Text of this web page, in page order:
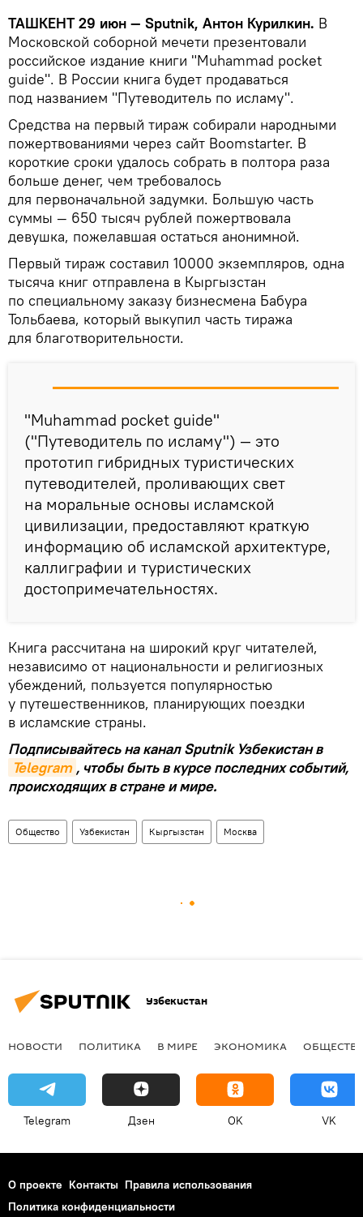
ТАШКЕНТ 29 июн — Sputnik, Антон Курилкин. В
Московской соборной мечети презентовали
российское издание книги "Muhammad pocket
guide". В России книга будет продаваться
под названием "Путеводитель по исламу".
Средства на первый тираж собирали народными
пожертвованиями через сайт Boomstarter. В
короткие сроки удалось собрать в полтора раза
больше денег, чем требовалось
для первоначальной задумки. Большую часть
суммы — 650 тысяч рублей пожертвовала
девушка, пожелавшая остаться анонимной.
Первый тираж составил 10000 экземпляров, одна
тысяча книг отправлена в Кыргызстан
по специальному заказу бизнесмена Бабура
Тольбаева, который выкупил часть тиража
для благотворительности.
"Muhammad pocket guide"
("Путеводитель по исламу") — это
прототип гибридных туристических
путеводителей, проливающих свет
на моральные основы исламской
цивилизации, предоставляют краткую
информацию об исламской архитектуре,
каллиграфии и туристических
достопримечательностях.
Книга рассчитана на широкий круг читателей,
независимо от национальности и религиозных
убеждений, пользуется популярностью
у путешественников, планирующих поездки
в исламские страны.
Подписывайтесь на канал Sputnik Узбекистан в
Telegram , чтобы быть в курсе последних событий,
происходящих в стране и мире.
Общество Узбекистан Кыргызстан Москва
Узбекистан
НОВОСТИ ПОЛИТИКА В МИРЕ ЭКОНОМИКА
Telegram Дзен OK VK
О проекте Контакты Правила использования
Политика конфиденциальности